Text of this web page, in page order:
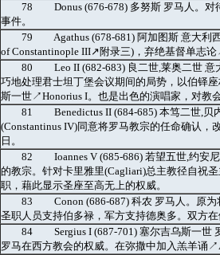
78 Donus (676-678) 多努斯 罗马人。对
事件。
79 Agathus (678-681) 阿加图斯 意大利
of Constantinople III↗附录三)，弃绝基督单志
80 Leo II (682-683) 良二世,莱奥二世 意
巧地处理君士坦丁堡会议期间的局势，以伯铎
斯一世↗Honorius I。也是出色的演唱家，对教
81 Benedictus II (684-685) 本笃二世,贝
(Constantinus IV)同意将罗马教宗的任命确认，
日。
82 Ioannes V (685-686) 若望五世,约安尼
的教宗。针对卡里雅里(Cagliari)总主教径自祝
职，藉此显示圣座至高无上的权威。
83 Conon (686-687) 科农 罗马人。原为
圣职人员支持伯多禄，军方支持德奥多。双方
84 Sergius I (687-701) 塞尔吉乌斯一世
罗马在西方教会的权威。在弥撒中加入羔羊诵